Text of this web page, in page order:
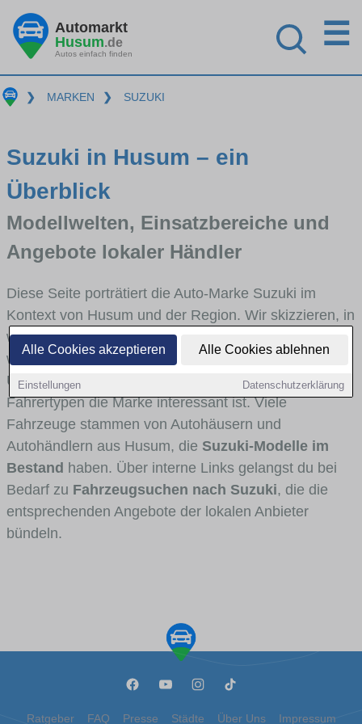
Alle Cookies akzeptieren Alle Cookies ablehnen
Einstellungen Datenschutzerklärung
Automarkt
Husum.de
Autos einfach finden
☰
❯ MARKEN ❯ SUZUKI
Suzuki in Husum – ein
Überblick
Modellwelten, Einsatzbereiche und
Angebote lokaler Händler
Diese Seite porträtiert die Auto-Marke Suzuki im
Kontext von Husum und der Region. Wir skizzieren, in
welchen Fahrzeugklassen Suzuki stark vertreten ist,
welche Modellreihen häufig im Stadt- und
Umlandverkehr zu sehen sind und für welche
Fahrertypen die Marke interessant ist. Viele
Fahrzeuge stammen von Autohäusern und
Autohändlern aus Husum, die Suzuki-Modelle im
Bestand haben. Über interne Links gelangst du bei
Bedarf zu Fahrzeugsuchen nach Suzuki, die die
entsprechenden Angebote der lokalen Anbieter
bündeln.
Ratgeber FAQ Presse Städte Über Uns Impressum